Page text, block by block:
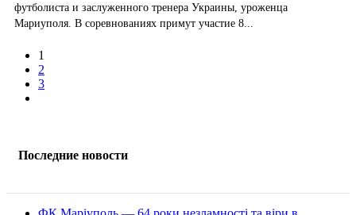
футболиста и заслуженного тренера Украины, уроженца
Мариуполя. В соревнованиях примут участие 8...
1
2
3
Последние новости